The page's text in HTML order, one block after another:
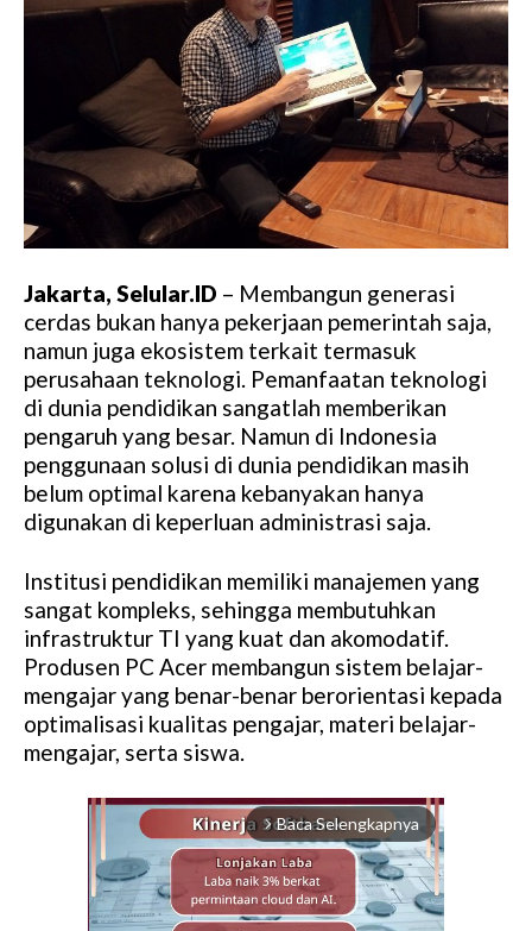
Jakarta, Selular.ID – Membangun generasi
cerdas bukan hanya pekerjaan pemerintah saja,
namun juga ekosistem terkait termasuk
perusahaan teknologi. Pemanfaatan teknologi
di dunia pendidikan sangatlah memberikan
pengaruh yang besar. Namun di Indonesia
penggunaan solusi di dunia pendidikan masih
belum optimal karena kebanyakan hanya
digunakan di keperluan administrasi saja.
Institusi pendidikan memiliki manajemen yang
sangat kompleks, sehingga membutuhkan
infrastruktur TI yang kuat dan akomodatif.
Produsen PC Acer membangun sistem belajar-
mengajar yang benar-benar berorientasi kepada
optimalisasi kualitas pengajar, materi belajar-
mengajar, serta siswa.
arrow_forward_ios Baca Selengkapnya